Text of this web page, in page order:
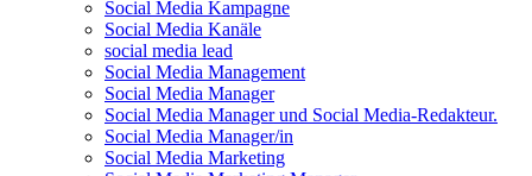
Social Media Kampagne
Social Media Kanäle
social media lead
Social Media Management
Social Media Manager
Social Media Manager und Social Media-Redakteur.
Social Media Manager/in
Social Media Marketing